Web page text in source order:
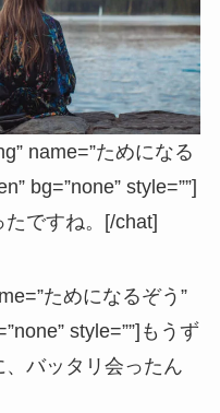
name=”ためになる
bg=”none” style=””]
ですね。[/chat]
ためになるぞう”
style=””]もうず
バッタリ会ったん